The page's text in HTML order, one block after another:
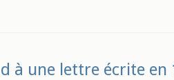
à une lettre écrite en